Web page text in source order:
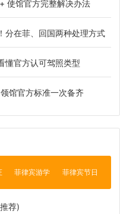
使馆官方完整解决办法
分在菲、回国两种处理方式
懂官方认可驾照类型
馆官方标准一次备齐
菲律宾游学 菲律宾节日
荐)